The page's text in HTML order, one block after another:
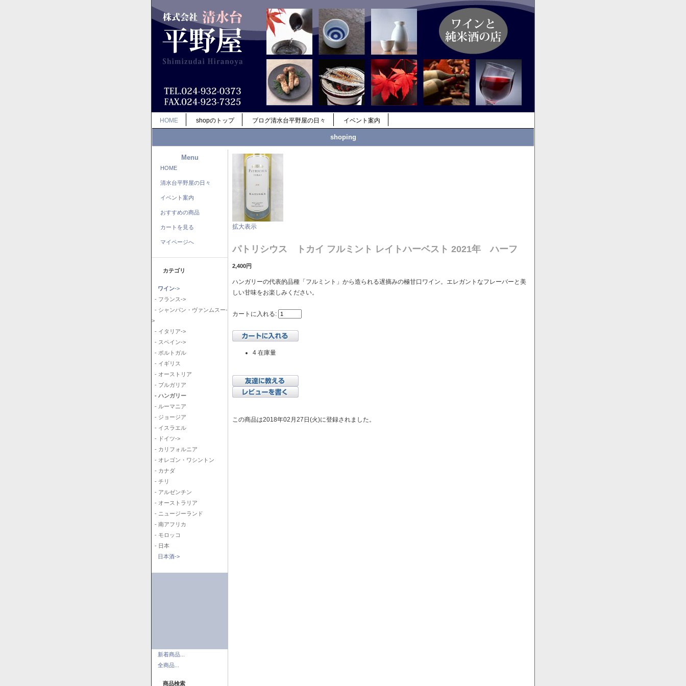
HOME shopのトップ ブログ清水台平野屋の日々 イベント案内
shoping
Menu
HOME
清水台平野屋の日々
イベント案内
おすすめの商品
カートを見る
マイページへ
カテゴリ
ワイン->
- フランス->
- シャンパン・ヴァンムスー-
>
- イタリア->
- スペイン->
- ポルトガル
- イギリス
- オーストリア
- ブルガリア
- ハンガリー
- ルーマニア
- ジョージア
- イスラエル
- ドイツ->
- カリフォルニア
- オレゴン・ワシントン
- カナダ
- チリ
- アルゼンチン
- オーストラリア
- ニュージーランド
- 南アフリカ
- モロッコ
- 日本
日本酒->
新着商品...
全商品...
商品検索
拡大表示
パトリシウス トカイ フルミント レイトハーベスト 2021年 ハーフ
2,400円
ハンガリーの代表的品種「フルミント」から造られる遅摘みの極甘口ワイン。エレガントなフレーバーと美
しい甘味をお楽しみください。
カートに入れる:
4 在庫量
この商品は2018年02月27日(火)に登録されました。